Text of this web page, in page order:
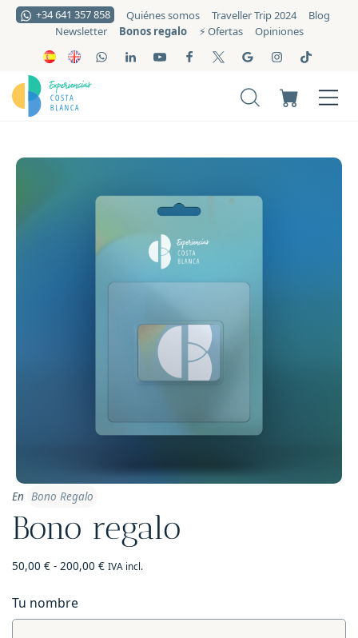
+34 641 357 858 Quiénes somos Traveller Trip 2024
Blog
Newsletter
Bonos regalo ⚡️ Ofertas Opiniones
En Bono Regalo
Bono regalo
50,00 € - 200,00 €Rango
hasta
IVA incl.
Tu nombre